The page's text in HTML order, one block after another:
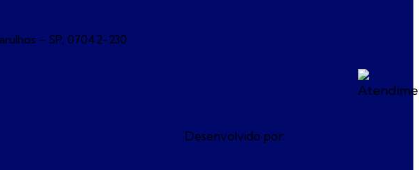
– SP, 07042-230
Desenvolvido por: